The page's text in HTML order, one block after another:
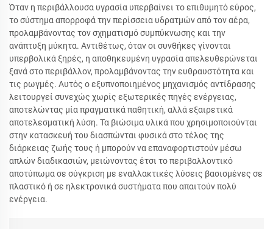
Όταν η περιβάλλουσα υγρασία υπερβαίνει το επιθυμητό εύρος,
το σύστημα απορροφά την περίσσεια υδρατμών από τον αέρα,
προλαμβάνοντας τον σχηματισμό συμπύκνωσης και την
ανάπτυξη μύκητα. Αντιθέτως, όταν οι συνθήκες γίνονται
υπερβολικά ξηρές, η αποθηκευμένη υγρασία απελευθερώνεται
ξανά στο περιβάλλον, προλαμβάνοντας την ευθραυστότητα και
τις ρωγμές. Αυτός ο εξυπνοποιημένος μηχανισμός αντίδρασης
λειτουργεί συνεχώς χωρίς εξωτερικές πηγές ενέργειας,
αποτελώντας μία πραγματικά παθητική, αλλά εξαιρετικά
αποτελεσματική λύση. Τα βιώσιμα υλικά που χρησιμοποιούνται
στην κατασκευή του διασπώνται φυσικά στο τέλος της
διάρκειας ζωής τους ή μπορούν να επαναφορτιστούν μέσω
απλών διαδικασιών, μειώνοντας έτσι το περιβαλλοντικό
αποτύπωμα σε σύγκριση με εναλλακτικές λύσεις βασισμένες σε
πλαστικό ή σε ηλεκτρονικά συστήματα που απαιτούν πολύ
ενέργεια.